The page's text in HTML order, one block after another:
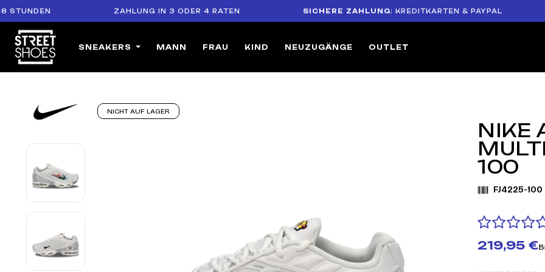
ZAHLUNG IN 3 ODER 4 RATEN SICHERE ZAHLUNG: KREDITKARTEN & PAYPAL
SNEAKERS MANN FRAU KIND NEUZUGÄNGE OUTLET
NICHT AUF LAGER
NIKE
100
FJ4225-100
219,95 €